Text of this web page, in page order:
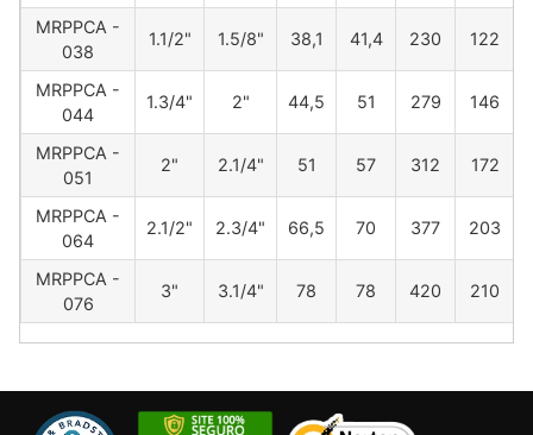
MRPPCA -
038
1.1/2" 1.5/8" 38,1 41,4 230 122
MRPPCA -
044
1.3/4" 2" 44,5 51 279 146
MRPPCA -
051
2" 2.1/4" 51 57 312 172
MRPPCA -
064
2.1/2" 2.3/4" 66,5 70 377 203
MRPPCA -
076
3" 3.1/4" 78 78 420 210